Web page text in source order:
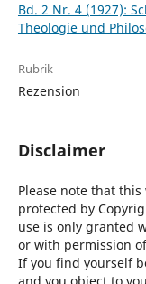
Bd. 2 Nr. 4 (1927):
Theologie und
Rubrik
Rezension
Disclaimer
Please note that
protected by
use is only granted
or with permission
If you find yourself